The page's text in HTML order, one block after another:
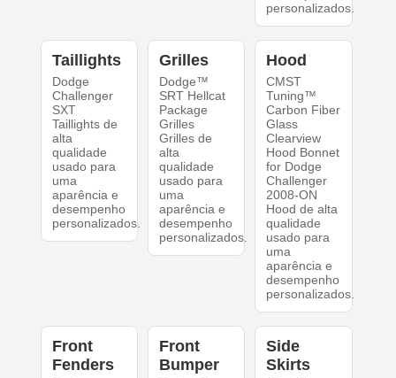
personalizados.
Taillights
Dodge
Challenger
SXT
Taillights de
alta
qualidade
usado para
uma
aparência e
desempenho
personalizados.
Grilles
Dodge™
SRT Hellcat
Package
Grilles
Grilles de
alta
qualidade
usado para
uma
aparência e
desempenho
personalizados.
Hood
CMST
Tuning™
Carbon Fiber
Glass
Clearview
Hood Bonnet
for Dodge
Challenger
2008-ON
Hood de alta
qualidade
usado para
uma
aparência e
desempenho
personalizados.
Front
Fenders
Front
Bumper
Side
Skirts